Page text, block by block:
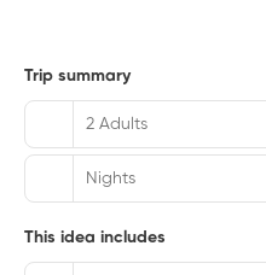
Trip summary
2 Adults
Nights
This idea includes